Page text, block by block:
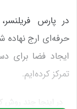
در پارس
حرفه‌ای ارج
ایجاد فضا برای
تمرکز کرده‌ایم.